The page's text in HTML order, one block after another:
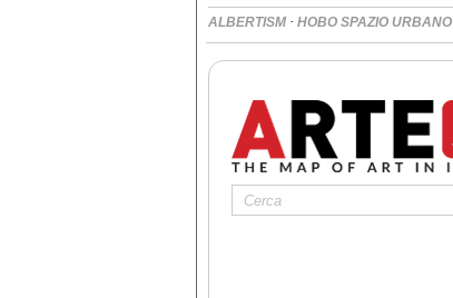
ALBERTISM · HOBO SPAZIO URBANO